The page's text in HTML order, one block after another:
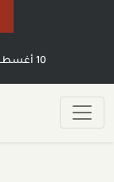
10 أغسطس 2026